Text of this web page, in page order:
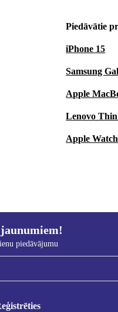
Piedāvātie
iPhone 15
Samsung
Apple
Lenovo
Apple
piedāvājumu
Informāciju par personas
Privātuma politikā